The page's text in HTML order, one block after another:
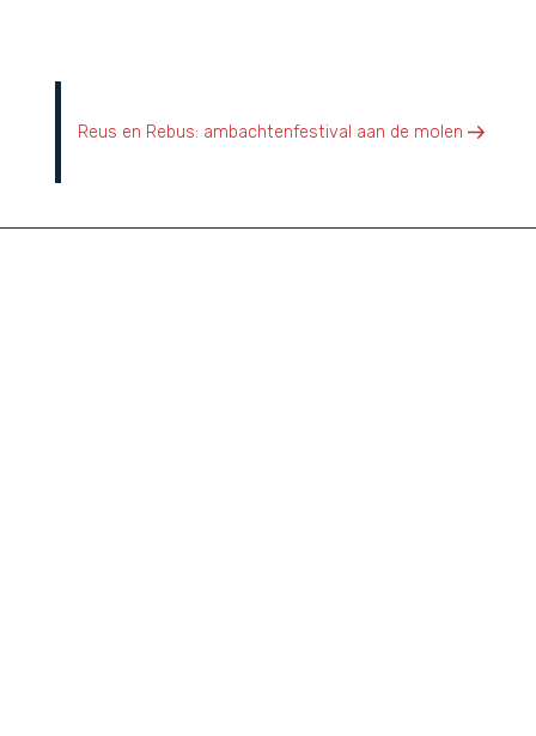
Volgend bericht
Reus en Rebus: ambachtenfestival aan de molen